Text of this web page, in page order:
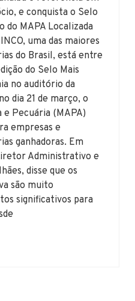
e conquista o Selo
do MAPA Localizada
uma das maiores
do Brasil, está entre
do Selo Mais
no auditório da
dia 21 de março, o
Pecuária (MAPA)
empresas e
ganhadoras. Em
Administrativo e
disse que os
são muito
significativos para